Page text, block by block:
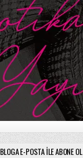
BLOGA E-POSTA ILE ABONE OL